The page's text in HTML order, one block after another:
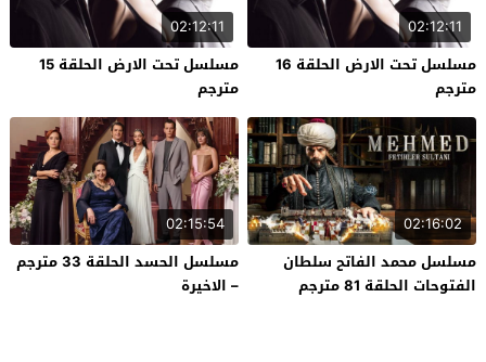
02:12:11
مسلسل تحت الارض الحلقة 16
مترجم
02:12:11
مسلسل تحت الارض الحلقة 15
مترجم
02:16:02
مسلسل محمد الفاتح سلطان
الفتوحات الحلقة 81 مترجم
02:15:54
مسلسل الحسد الحلقة 33 مترجم
– الاخيرة